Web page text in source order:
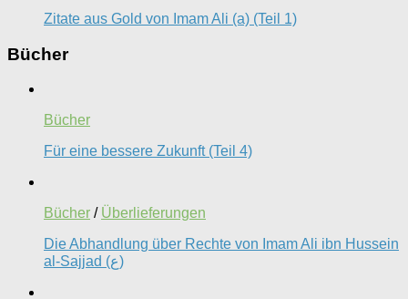
Zitate aus Gold von Imam Ali (a) (Teil 1)
Bücher
Bücher
Für eine bessere Zukunft (Teil 4)
Bücher / Überlieferungen
Die Abhandlung über Rechte von Imam Ali ibn Hussein
al-Sajjad (ع)